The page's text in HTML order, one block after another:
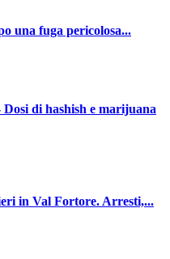
una fuga pericolosa...
di hashish e marijuana
in Val Fortore. Arresti,...